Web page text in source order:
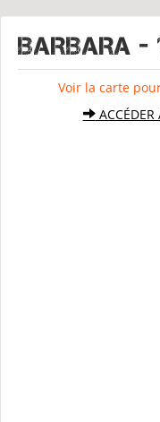
BARBARA
Voir la carte
ACCÉDER